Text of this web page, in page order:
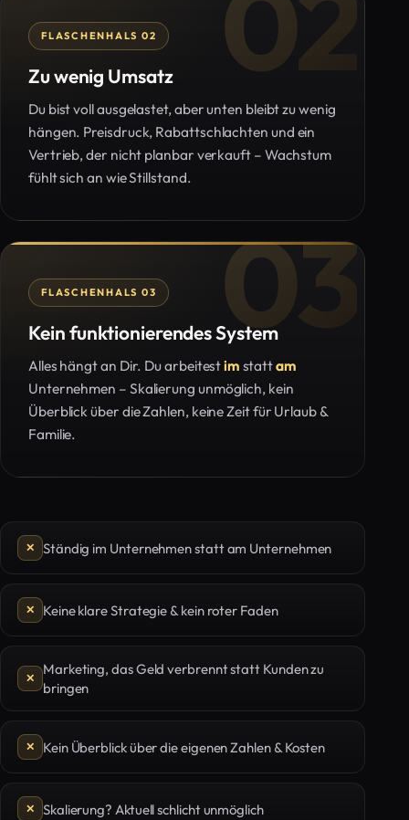
FLASCHENHALS 02
Zu wenig Umsatz
Du bist voll ausgelastet, aber unten bleibt zu wenig
hängen. Preisdruck, Rabattschlachten und ein
Vertrieb, der nicht planbar verkauft – Wachstum
fühlt sich an wie Stillstand.
03
FLASCHENHALS 03
Kein funktionierendes System
Alles hängt an Dir. Du arbeitestim stattam
Unternehmen – Skalierung unmöglich, kein
Überblick über die Zahlen, keine Zeit für Urlaub &
Familie.
Ständig im Unternehmen statt am Unternehmen
Keine klare Strategie & kein roter Faden
Marketing, das Geld verbrennt statt Kunden zu
bringen
Kein Überblick über die eigenen Zahlen & Kosten
Skalierung? Aktuell schlicht unmöglich